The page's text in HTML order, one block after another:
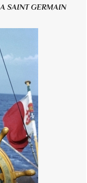
SAINT GERMAIN